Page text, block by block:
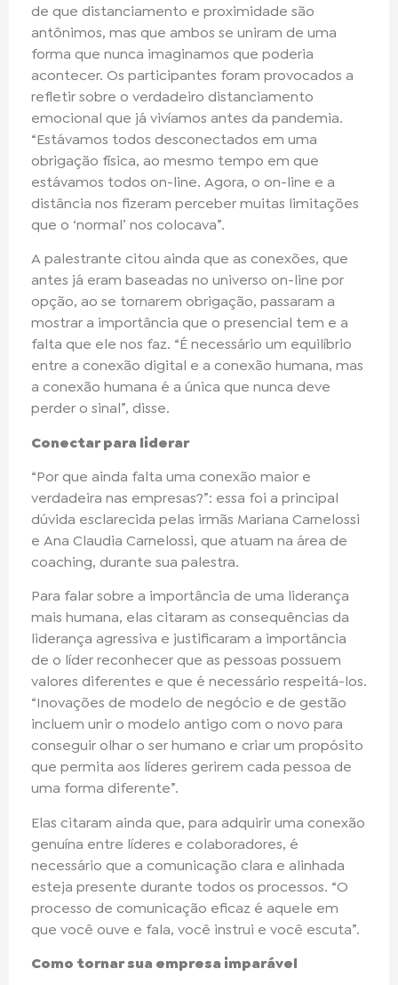
de que distanciamento e proximidade são
antônimos, mas que ambos se uniram de uma
forma que nunca imaginamos que poderia
acontecer. Os participantes foram provocados a
refletir sobre o verdadeiro distanciamento
emocional que já vivíamos antes da pandemia.
“Estávamos todos desconectados em uma
obrigação física, ao mesmo tempo em que
estávamos todos on-line. Agora, o on-line e a
distância nos fizeram perceber muitas limitações
que o ‘normal’ nos colocava”.
A palestrante citou ainda que as conexões, que
antes já eram baseadas no universo on-line por
opção, ao se tornarem obrigação, passaram a
mostrar a importância que o presencial tem e a
falta que ele nos faz. “É necessário um equilíbrio
entre a conexão digital e a conexão humana, mas
a conexão humana é a única que nunca deve
perder o sinal”, disse.
Conectar para liderar
“Por que ainda falta uma conexão maior e
verdadeira nas empresas?”: essa foi a principal
dúvida esclarecida pelas irmãs Mariana Carnelossi
e Ana Claudia Carnelossi, que atuam na área de
coaching, durante sua palestra.
Para falar sobre a importância de uma liderança
mais humana, elas citaram as consequências da
liderança agressiva e justificaram a importância
de o líder reconhecer que as pessoas possuem
valores diferentes e que é necessário respeitá-los.
“Inovações de modelo de negócio e de gestão
incluem unir o modelo antigo com o novo para
conseguir olhar o ser humano e criar um propósito
que permita aos líderes gerirem cada pessoa de
uma forma diferente”.
Elas citaram ainda que, para adquirir uma conexão
genuína entre líderes e colaboradores, é
necessário que a comunicação clara e alinhada
esteja presente durante todos os processos. “O
processo de comunicação eficaz é aquele em
que você ouve e fala, você instrui e você escuta”.
Como tornar sua empresa imparável